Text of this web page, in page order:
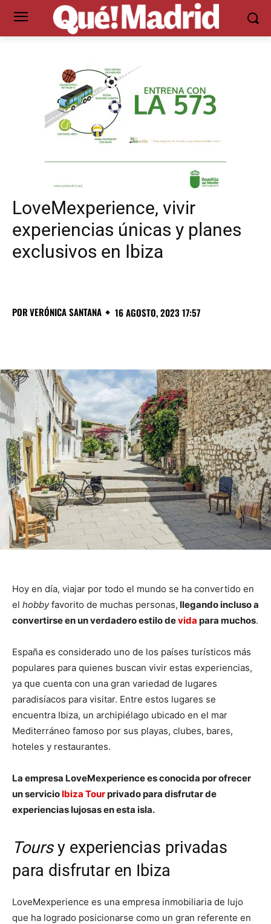
LoveMexperience, vivir
experiencias únicas y planes
exclusivos en Ibiza
PORVERÓNICA SANTANA 16 AGOSTO, 2023 17:57
Hoy en día, viajar por todo el mundo se ha convertido en
el hobbyfavorito de muchas personas, llegando incluso a
convertirse en un verdadero estilo devida para muchos.
España es considerado uno de los países turísticos más
populares para quienes buscan vivir estas experiencias,
ya que cuenta con una gran variedad de lugares
paradisíacos para visitar. Entre estos lugares se
encuentra Ibiza, un archipiélago ubicado en el mar
Mediterráneo famoso por sus playas, clubes, bares,
hoteles y restaurantes.
La empresa LoveMexperience es conocida por ofrecer
un servicio Ibiza Tourprivado para disfrutar de
experiencias lujosas en esta isla.
Toursy experiencias privadas
para disfrutar en Ibiza
LoveMexperience es una empresa inmobiliaria de lujo
que ha logrado posicionarse como un gran referente en